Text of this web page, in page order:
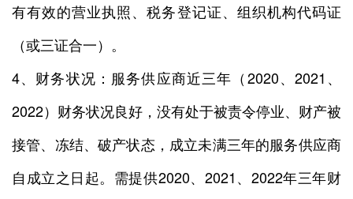
有有效的营业执照、税务登记证、组织机构代码证
（或三证合一）。
4、财务状况：服务供应商近三年（2020、2021、
2022）财务状况良好，没有处于被责令停业、财产被
接管、冻结、破产状态，成立未满三年的服务供应商
自成立之日起。需提供2020、2021、2022年三年财